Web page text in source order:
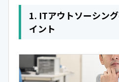
1. ITアウトソーシン
イント